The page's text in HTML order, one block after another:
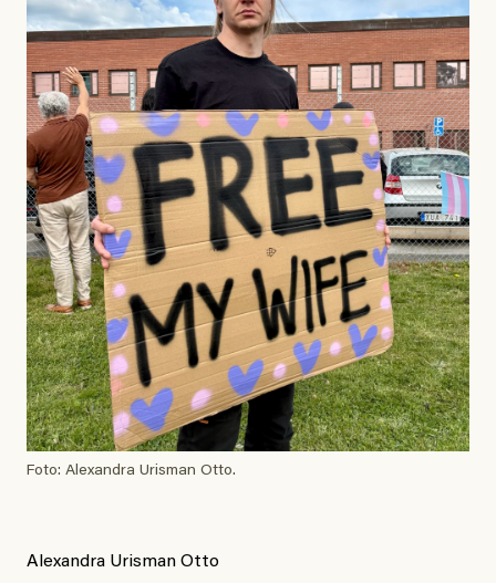
Foto: Alexandra Urisman Otto.
Alexandra Urisman Otto